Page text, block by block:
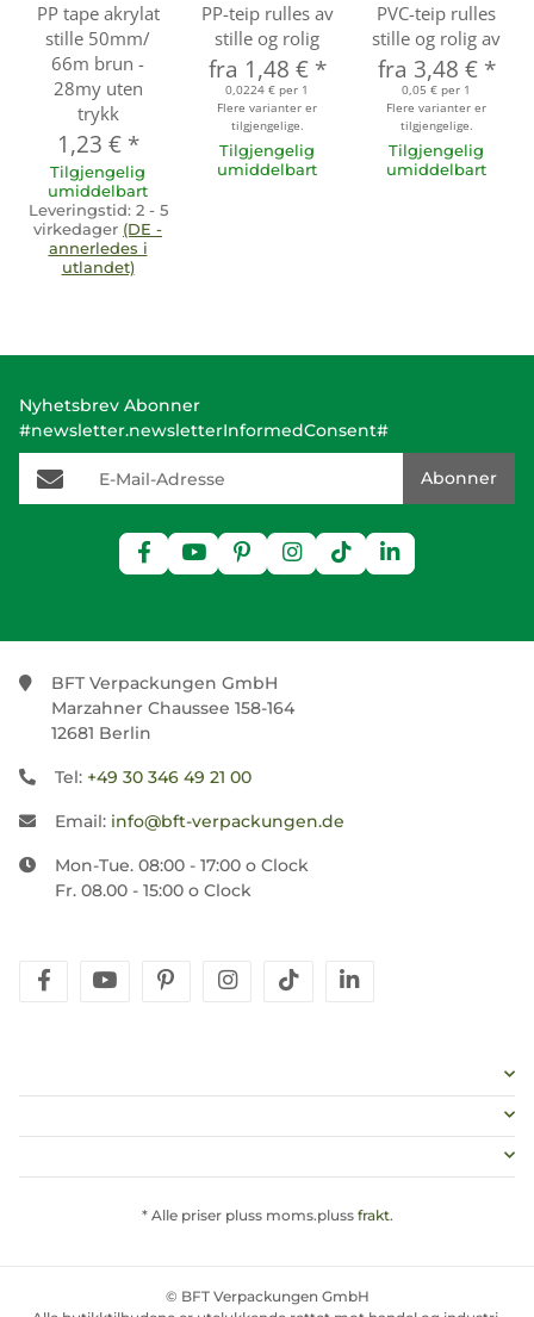
PP tape akrylat
stille 50mm/
66m brun -
28my uten
trykk
1,23 € *
Tilgjengelig
umiddelbart
Leveringstid: 2 - 5
virkedager (DE -
annerledes i
utlandet)
PP-teip rulles av
stille og rolig
fra 1,48 € *
0,0224 € per 1
Flere varianter er
tilgjengelige.
Tilgjengelig
umiddelbart
PVC-teip rulles
stille og rolig av
fra 3,48 € *
0,05 € per 1
Flere varianter er
tilgjengelige.
Tilgjengelig
umiddelbart
Nyhetsbrev Abonner
#newsletter.newsletterInformedConsent#
E-Mail-Adresse
Abonner
BFT Verpackungen GmbH
Marzahner Chaussee 158-164
12681 Berlin
Tel: +49 30 346 49 21 00
Email: info@bft-verpackungen.de
Mon-Tue. 08:00 - 17:00 o Clock
Fr. 08.00 - 15:00 o Clock
facebookyoutubepinterestinstagram
tiktok
* Alle priser pluss moms.pluss frakt.
© BFT Verpackungen GmbH